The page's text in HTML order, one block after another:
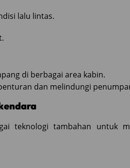
lalu lintas.
di berbagai area kabin.
dan melindungi
teknologi tambahan untuk